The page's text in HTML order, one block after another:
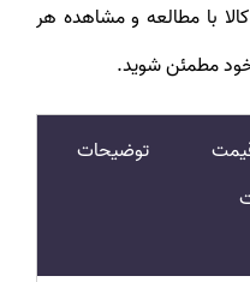
با مطالعه و مشاهده هر
مطمئن شوید.
توضیحات